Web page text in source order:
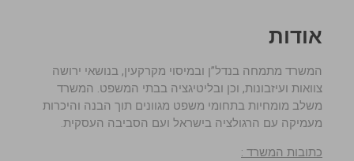
אודות
המשרד מתמחה בנדל”ן ובמיסוי מקרקעין, בנושאי ירושה
צוואות ועיזבונות, וכן ובליטיגציה בבתי המשפט. המשרד
משלב מומחיות בתחומי משפט מגוונים תוך הבנה והיכרות
מעמיקה עם הרגולציה בישראל ועם הסביבה העסקית.
כתובות המשרד :